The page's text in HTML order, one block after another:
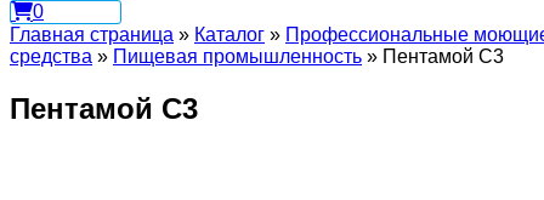
0
Главная страница » Каталог » Профессиональные
средства » Пищевая промышленность » Пентамой С3
Пентамой С3